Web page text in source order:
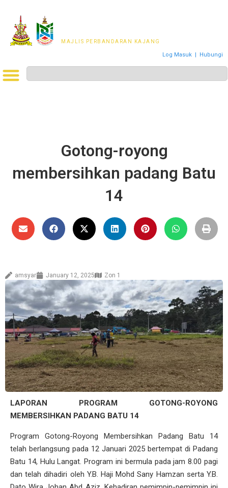
MAJLIS PERBANDARAN KAJANG
Log Masuk | Hubungi
Gotong-royong
membersihkan padang Batu
14
amsyar January 12, 2025 Zon 1
LAPORAN PROGRAM GOTONG-ROYONG
MEMBERSIHKAN PADANG BATU 14
Program Gotong-Royong Membersihkan Padang Batu 14
telah berlangsung pada 12 Januari 2025 bertempat di Padang
Batu 14, Hulu Langat. Program ini bermula pada jam 8.00 pagi
dan telah dihadiri oleh Y.B. Haji Mohd Sany Hamzan serta Y.B.